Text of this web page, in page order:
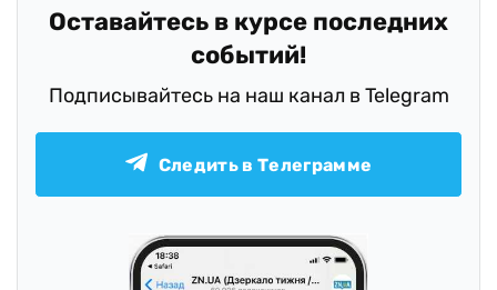
Оставайтесь в курсе последних
событий!
Подписывайтесь на наш канал в Telegram
Следить в Телеграмме